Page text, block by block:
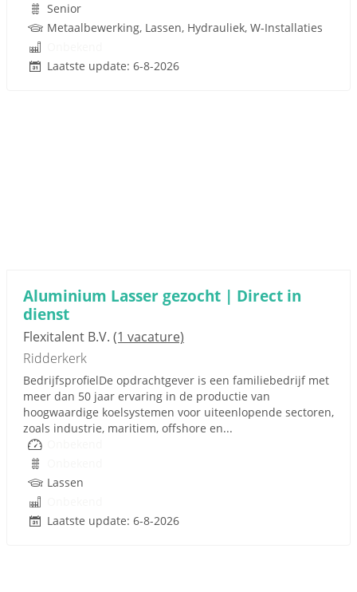
Senior
Metaalbewerking, Lassen, Hydrauliek, W-Installaties
Laatste update: 6-8-2026
Aluminium Lasser gezocht | Direct in
dienst
Flexitalent B.V. (1 vacature)
Ridderkerk
BedrijfsprofielDe opdrachtgever is een familiebedrijf met
meer dan 50 jaar ervaring in de productie van
hoogwaardige koelsystemen voor uiteenlopende sectoren,
zoals industrie, maritiem, offshore en...
Lassen
Laatste update: 6-8-2026